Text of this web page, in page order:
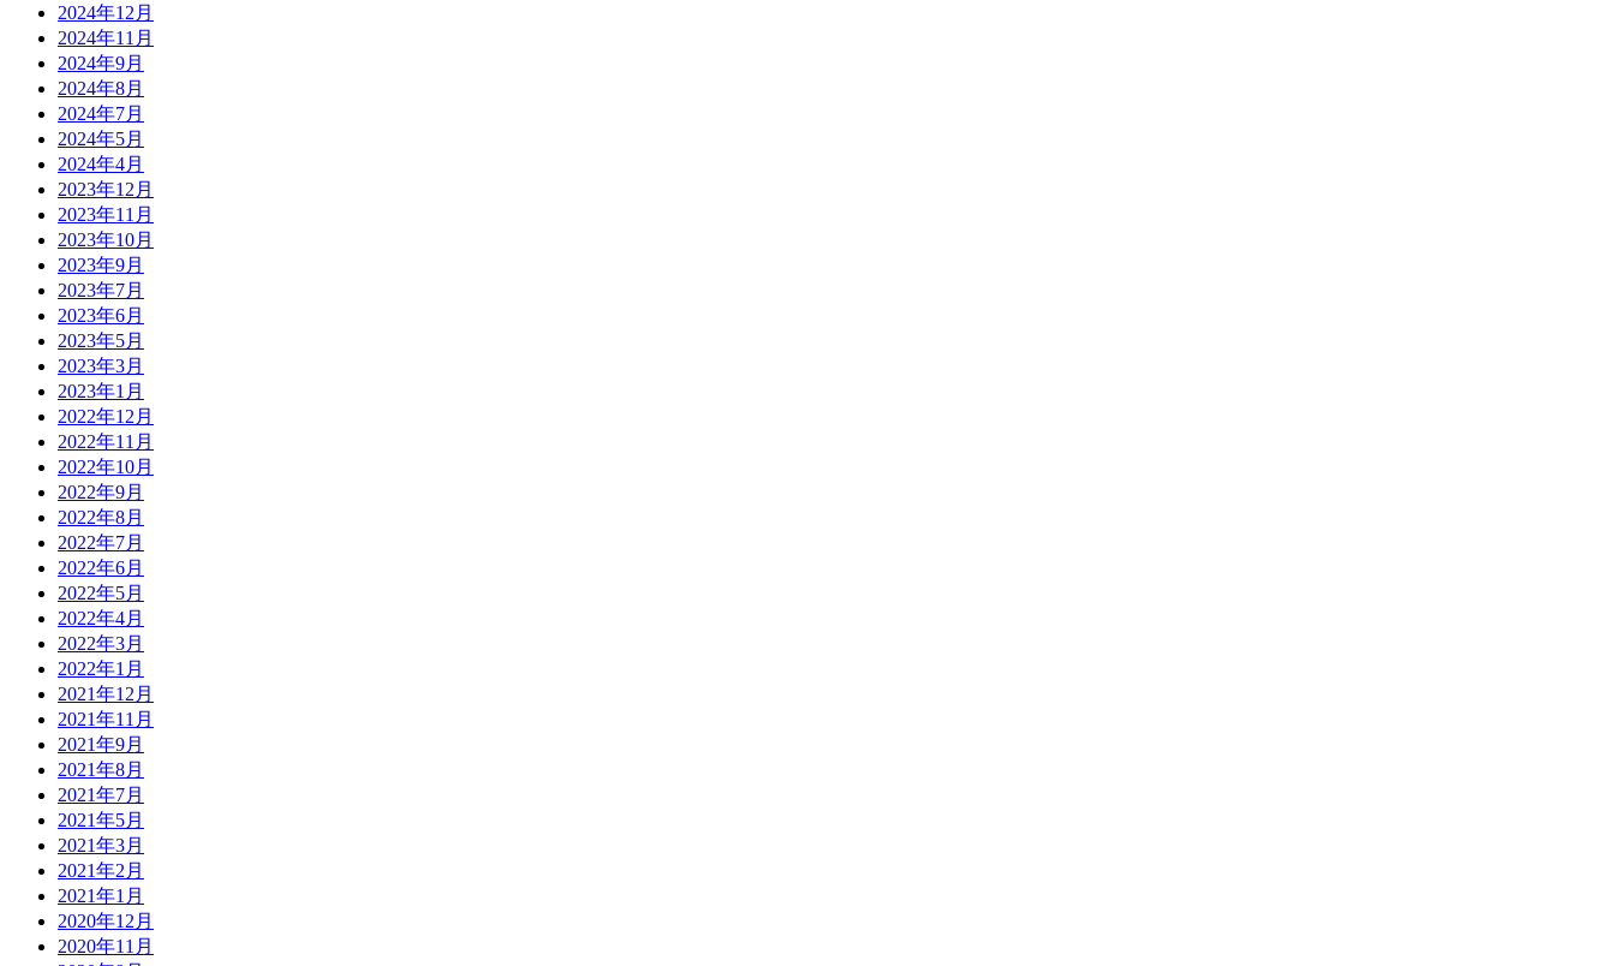
2024年12月
2024年11月
2024年9月
2024年8月
2024年7月
2024年5月
2024年4月
2023年12月
2023年11月
2023年10月
2023年9月
2023年7月
2023年6月
2023年5月
2023年3月
2023年1月
2022年12月
2022年11月
2022年10月
2022年9月
2022年8月
2022年7月
2022年6月
2022年5月
2022年4月
2022年3月
2022年1月
2021年12月
2021年11月
2021年9月
2021年8月
2021年7月
2021年5月
2021年3月
2021年2月
2021年1月
2020年12月
2020年11月